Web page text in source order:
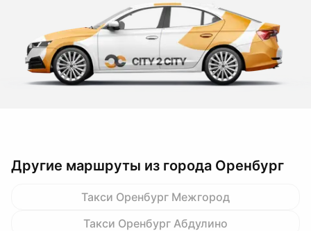
Другие маршруты из города Оренбург
Такси Оренбург Межгород
Такси Оренбург Абдулино